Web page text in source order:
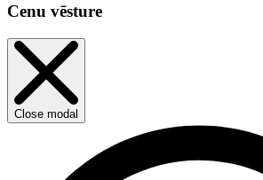
Cenu vēsture
Close modal